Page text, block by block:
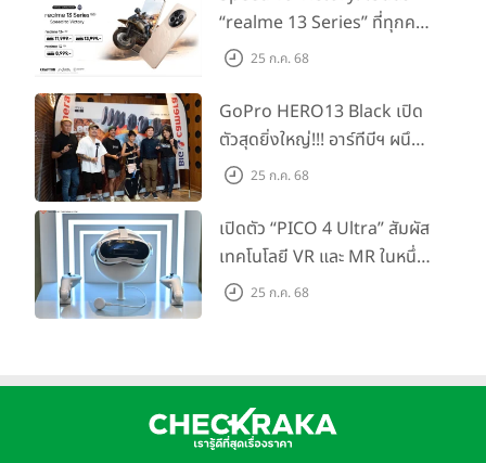
“realme 13 Series” ที่ทุกคน
รอคอย อัพเกรดชิปเซ็ตตัวแรง
Dominator แห่งปี! ในราคา
เริ่มต้นเพียง 8,999 บาท
25 ก.ค. 68
GoPro HERO13 Black เปิด
ตัวสุดยิ่งใหญ่!!! อาร์ทีบีฯ ผนึก
กำลัง Big Camera และ
สร้างสรรค์ ‘GoPro...Go Pro
Creators’
25 ก.ค. 68
เปิดตัว “PICO 4 Ultra” สัมผัส
เทคโนโลยี VR และ MR ในหนึ่ง
เดียว ยกระดับการทำงานและ
25 ก.ค. 68